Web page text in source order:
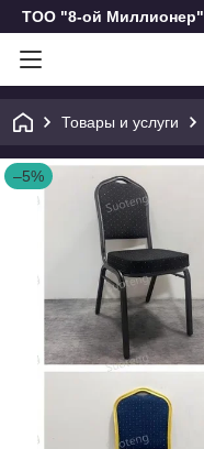
ТОО "8-ой Миллионер"
Товары и услуги
–5%